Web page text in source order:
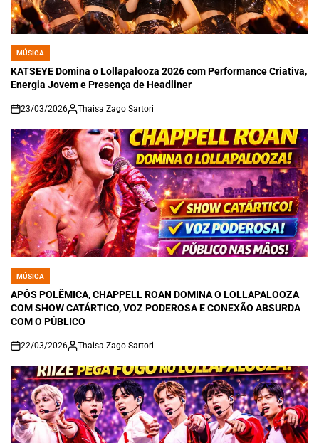
POSTED
IN
MÚSICA
KATSEYE Domina o Lollapalooza 2026 com Performance Criativa,
Energia Jovem e Presença de Headliner
on
23/03/2026 Thaisa Zago Sartori
POSTED
IN
MÚSICA
APÓS POLÊMICA, CHAPPELL ROAN DOMINA O LOLLAPALOOZA
COM SHOW CATÁRTICO, VOZ PODEROSA E CONEXÃO ABSURDA
COM O PÚBLICO
on
22/03/2026 Thaisa Zago Sartori